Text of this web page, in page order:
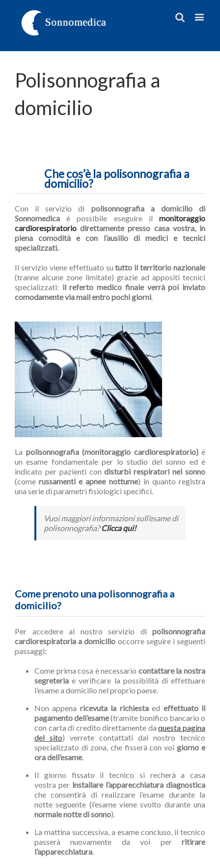
Polisonnografia a
domicilio
Che cos’è la polisonnografia a
domicilio?
Con il servizio di polisonnografia a domicilio di
Sonnomedica è possibile eseguire il monitoraggio
cardiorespiratorio direttamente presso casa vostra, in
piena comodità e con l’ausilio di medici e tecnici
specializzati.
Il servizio viene effettuato sututto il territorio nazionale
(tranne alcune zone limitate) grazie ad appositi tecnici
specializzati: il referto medico finale verrà poi inviato
comodamente via mailentro pochi giorni.
La polisonnografia (monitoraggio cardiorespiratorio) è
un esame fondamentale per lo studio del sonno ed è
indicato per pazienti condisturbi respiratori nel sonno
(comerussamenti e apnee notturne) in quanto registra
una serie di parametri fisiologici specifici.
Vuoi maggiori informazioni sull’esame di
polisonnografia? Clicca qui!
Come prenoto una polisonnografia a
domicilio?
Per accedere al nostro servizio di polisonnografia
cardiorespiratoria a domicilio occorre seguire i seguenti
passaggi:
Come prima cosa è necessario contattare la nostra
segreteria e verificare la possibilità di effettuare
l’esame a domicilio nel proprio paese.
Non appena ricevuta la richiestaed effettuato il
pagamento dell’esame(tramite bonifico bancario o
con carta di credito direttamente daquesta pagina
del sito) verrete contattati dal nostro tecnico
specializzato di zona, che fisserà con voigiorno e
ora dell’esame.
Il giorno fissato il tecnico si recherà a casa
vostra per installare l’apparecchiatura diagnostica
che consentirà di realizzare l’esame durante la
notte seguente (l’esame viene svolto durante una
normale notte di sonno).
La mattina successiva, a esame concluso, il tecnico
passerà nuovamente da voi per ritirare
l’apparecchiatura.